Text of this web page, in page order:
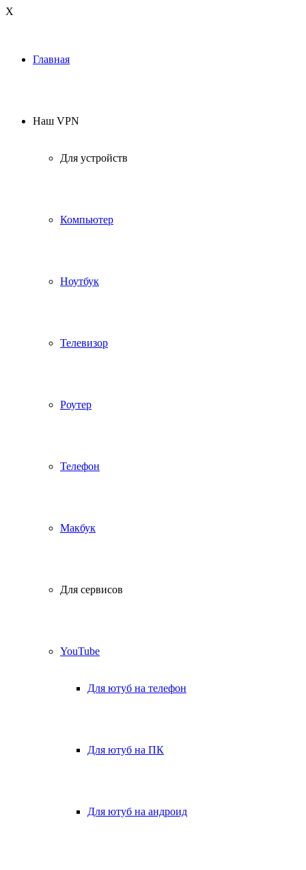
Х
Главная
Наш VPN
Для устройств
Компьютер
Ноутбук
Телевизор
Роутер
Телефон
Макбук
Для сервисов
YouTube
Для ютуб на телефон
Для ютуб на ПК
Для ютуб на андроид